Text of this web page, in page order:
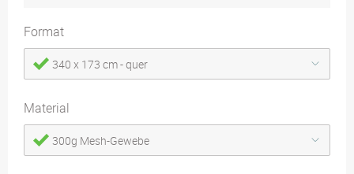
Format
340 x 173 cm - quer
Material
300g Mesh-Gewebe